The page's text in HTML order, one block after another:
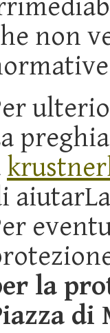
non
la
di